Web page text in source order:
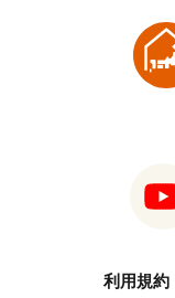
利用規約